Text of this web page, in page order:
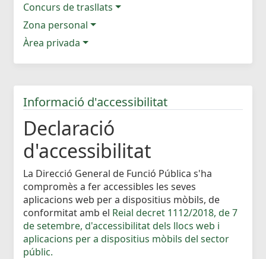
Concurs de trasllats
Zona personal
Àrea privada
Informació d'accessibilitat
Declaració
d'accessibilitat
La Direcció General de Funció Pública s'ha
compromès a fer accessibles les seves
aplicacions web per a dispositius mòbils, de
conformitat amb el Reial decret 1112/2018, de 7
de setembre, d'accessibilitat dels llocs web i
aplicacions per a dispositius mòbils del sector
públic.